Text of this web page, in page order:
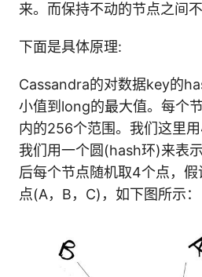
来。而保持不动的节点之间
下面是具体原理:
Cassandra的对数据key的
小值到long的最大值。每个
内的256个范围。我们这里
我们用一个圆(hash环)来表
后每个节点随机取4个点，
点(A，B，C)，如下图所示：